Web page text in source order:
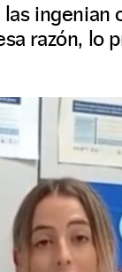
razón, lo